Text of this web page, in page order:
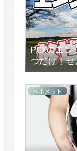
PCXのエ
つだけ！
ヘルメット